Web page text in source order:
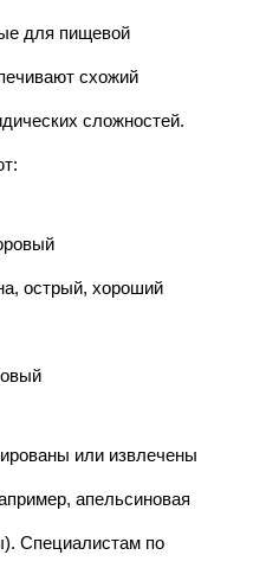
для пищевой
схожий
сложностей.
острый, хороший
или извлечены
апельсиновая
Специалистам по